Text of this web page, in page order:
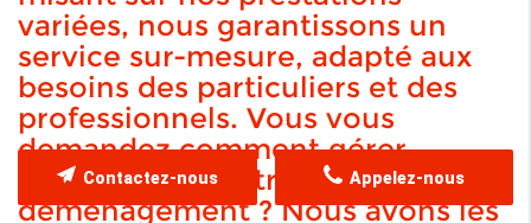
variées, nous garantissons un
service sur-mesure, adapté aux
besoins des particuliers et des
professionnels. Vous vous
demandez comment gérer
efficacementvotre
déménagement ? Nous avons les
Appelez-nous
Contactez-nous